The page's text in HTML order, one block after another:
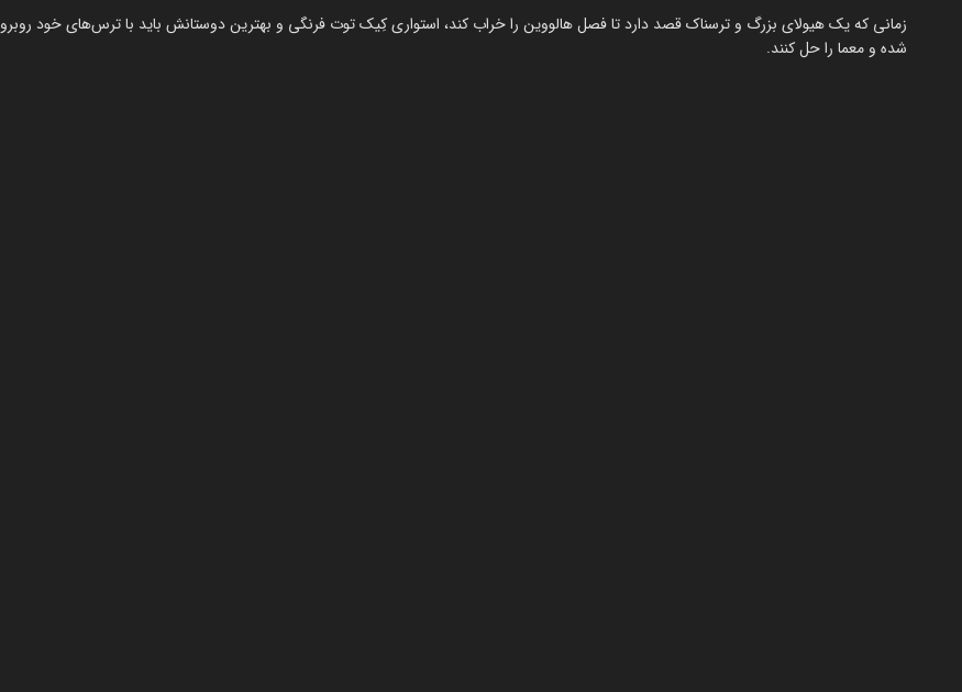
زمانی که یک هیولای بزرگ و ترسناک قصد دارد تا فصل هالووین را خراب کند، استواری کِیک توت فرنگی و بهترین دوستانش باید با ترس‌های خود روبرو
شده و معما را حل کنند.